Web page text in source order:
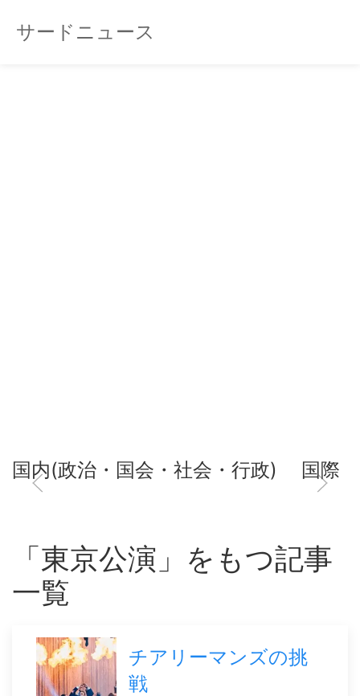
サードニュース
国内(政治・国会・社会・行政) 国際
「東京公演」をもつ記事
一覧
チアリーマンズの挑
戦